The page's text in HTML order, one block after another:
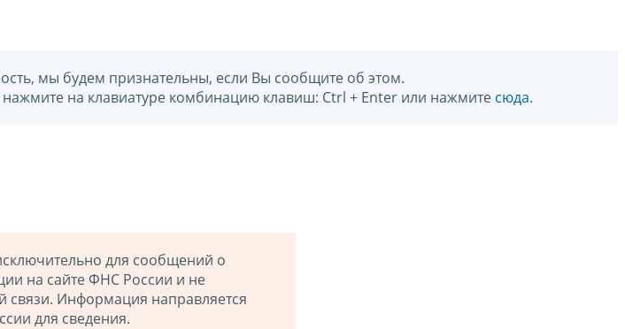
мы будем признательны, если Вы сообщите об этом.
на клавиатуре комбинацию клавиш: Ctrl + Enter или нажмите сюда.
для сообщений о
на сайте ФНС России и не
связи. Информация направляется
для сведения.